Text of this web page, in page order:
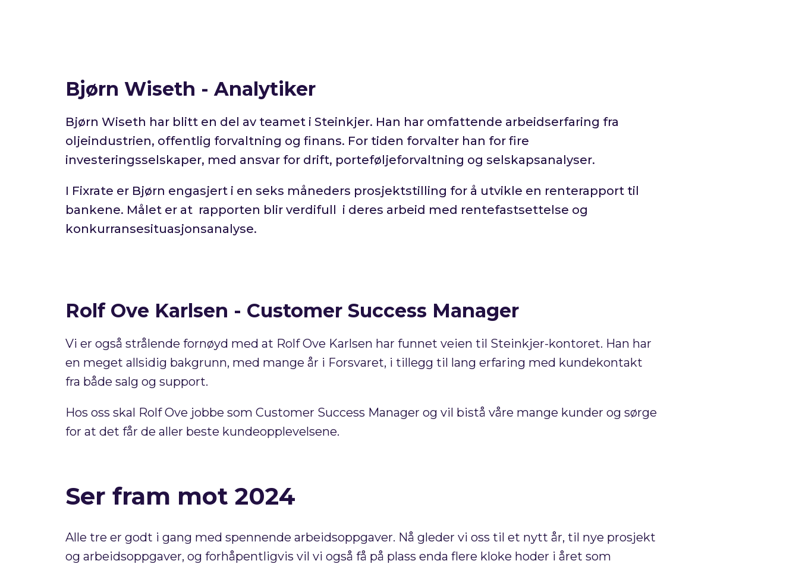
Bjørn Wiseth - Analytiker
Bjørn Wiseth har blitt en del av teamet i Steinkjer. Han har omfattende arbeidserfaring fra
oljeindustrien, offentlig forvaltning og finans. For tiden forvalter han for fire
investeringsselskaper, med ansvar for drift, porteføljeforvaltning og selskapsanalyser.
I Fixrate er Bjørn engasjert i en seks måneders prosjektstilling for å utvikle en renterapport til
bankene. Målet er at rapporten blir verdifull i deres arbeid med rentefastsettelse og
konkurransesituasjonsanalyse.
Rolf Ove Karlsen - Customer Success Manager
Vi er også strålende fornøyd med at Rolf Ove Karlsen har funnet veien til Steinkjer-kontoret. Han har
en meget allsidig bakgrunn, med mange år i Forsvaret, i tillegg til lang erfaring med kundekontakt
fra både salg og support.
Hos oss skal Rolf Ove jobbe som Customer Success Manager og vil bistå våre mange kunder og sørge
for at det får de aller beste kundeopplevelsene.
Ser fram mot 2024
Alle tre er godt i gang med spennende arbeidsoppgaver. Nå gleder vi oss til et nytt år, til nye prosjekt
og arbeidsoppgaver, og forhåpentligvis vil vi også få på plass enda flere kloke hoder i året som